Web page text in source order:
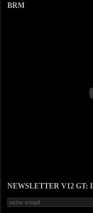
BRM
NEWSLETTER V12 GT: